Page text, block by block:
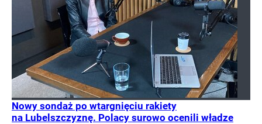
Nowy sondaż po wtargnięciu rakiety
na Lubelszczyznę. Polacy surowo ocenili władze